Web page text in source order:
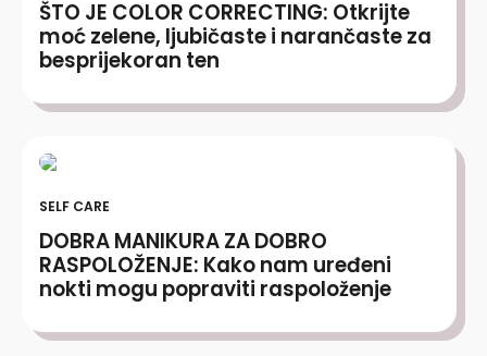
ŠTO JE COLOR CORRECTING: Otkrijte
moć zelene, ljubičaste i narančaste za
besprijekoran ten
SELF CARE
DOBRA MANIKURA ZA DOBRO
RASPOLOŽENJE: Kako nam uređeni
nokti mogu popraviti raspoloženje